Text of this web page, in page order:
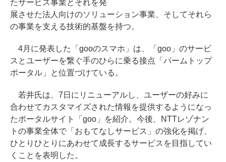
たサービス事業とそれを発
展させた法人向けのソリューション事業、そしてそれら
の事業を支える技術的基盤を持つ。
4月に発表した「gooのスマホ」は、「goo」のサービ
スとユーザーを繋ぐ手のひらに乗る接点「パームトップ
ポータル」と位置づけている。
若井氏は、7日にリニューアルし、ユーザーの好みに
合わせてカスタマイズされた情報を提供するようになっ
たポータルサイト「goo」を紹介。今後、NTTレゾナン
トの事業全体で「おもてなしサービス」の強化を掲げ、
ひとりひとりにあわせて成長するサービスを目指してい
くことを表明した。